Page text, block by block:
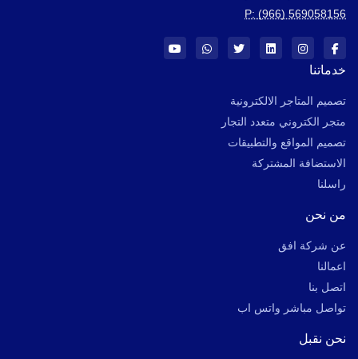
P: (966) 569058156
خدماتنا
تصميم المتاجر الالكترونية
متجر الكتروني متعدد التجار
تصميم المواقع والتطبيقات
الاستضافة المشتركة
راسلنا
من نحن
عن شركة افق
اعمالنا
اتصل بنا
تواصل مباشر واتس اب
نحن نقبل